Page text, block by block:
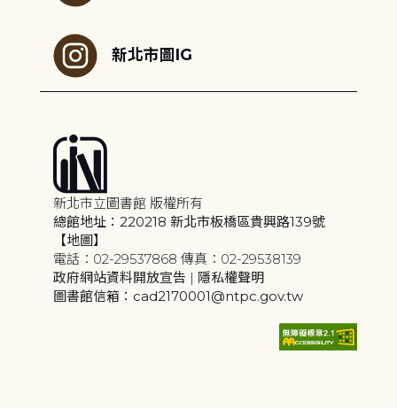
新北市圖IG
新北市立圖書館 版權所有
總館地址：220218 新北市板橋區貴興路139號
【地圖】
電話：02-29537868 傳真：02-29538139
政府網站資料開放宣告 | 隱私權聲明
圖書館信箱：cad2170001@ntpc.gov.tw